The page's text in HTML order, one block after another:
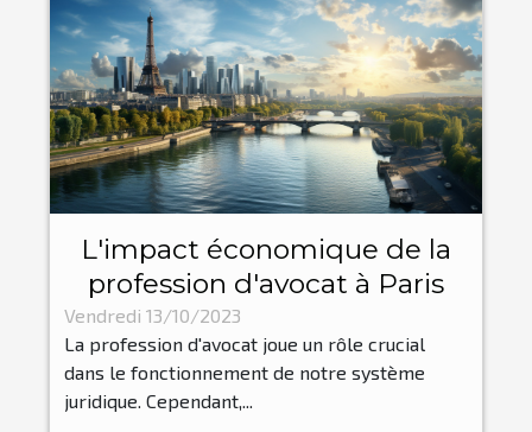
L'impact économique de la
profession d'avocat à Paris
Vendredi 13/10/2023
La profession d'avocat joue un rôle crucial
dans le fonctionnement de notre système
juridique. Cependant,...